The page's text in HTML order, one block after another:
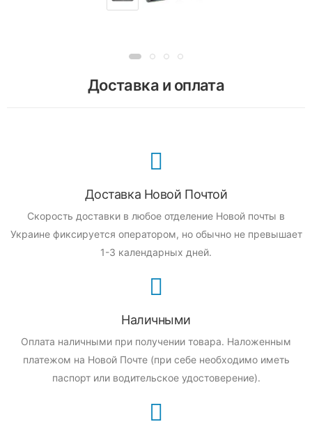
Доставка и оплата
Доставка Новой Почтой
Скорость доставки в любое отделение Новой почты в
Украине фиксируется оператором, но обычно не превышает
1-3 календарных дней.
Наличными
Оплата наличными при получении товара. Наложенным
платежом на Новой Почте (при себе необходимо иметь
паспорт или водительское удостоверение).